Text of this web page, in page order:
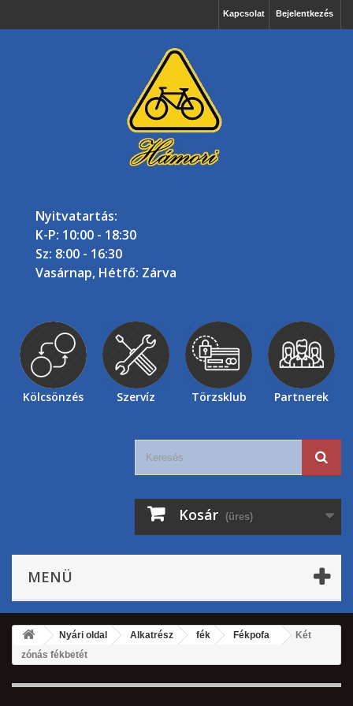
Bejelentkezés
Kapcsolat
Nyitvatartás:
K-P: 10:00 - 18:30
Sz: 8:00 - 16:30
Vasárnap, Hétfő: Zárva
Kölcsönzés Szervíz Törzsklub Partnerek
Kosár (üres)
MENÜ
Nyári oldal Alkatrész fék Fékpofa
Két
zónás fékbetét